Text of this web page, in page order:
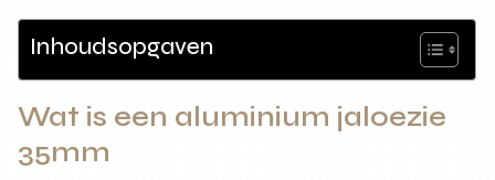
Inhoudsopgaven
Wat is een aluminium jaloezie
35mm